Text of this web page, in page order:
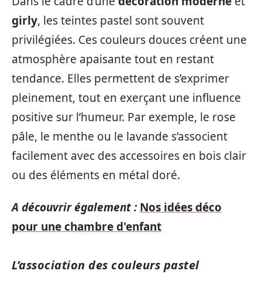
girly, les teintes pastel sont souvent
privilégiées. Ces couleurs douces créent une
atmosphère apaisante tout en restant
tendance. Elles permettent de s’exprimer
pleinement, tout en exerçant une influence
positive sur l’humeur. Par exemple, le rose
pâle, le menthe ou le lavande s’associent
facilement avec des accessoires en bois clair
ou des éléments en métal doré.
A découvrir également : Nos idées déco
pour une chambre d'enfant
L’association des couleurs pastel